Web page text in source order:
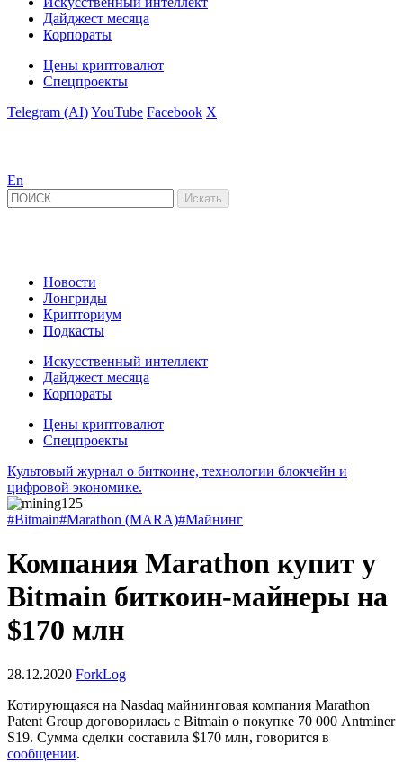
Дайджест месяца
Корпораты
Цены криптовалют
Спецпроекты
Telegram (AI)YouTube Facebook X
En
Новости
Лонгриды
Крипториум
Подкасты
Искусственный интеллект
Дайджест месяца
Корпораты
Цены криптовалют
Спецпроекты
Культовый журнал о биткоине, технологии блокчейн и
цифровой экономике.
#Bitmain#Marathon (MARA)#Майнинг
Компания Marathon купит у
Bitmain биткоин-майнеры на
$170 млн
28.12.2020 ForkLog
Котирующаяся на Nasdaq майнинговая компания Marathon
Patent Group договорилась с Bitmain о покупке 70 000 Antminer
S19. Сумма сделки составила $170 млн, говорится в
сообщении.